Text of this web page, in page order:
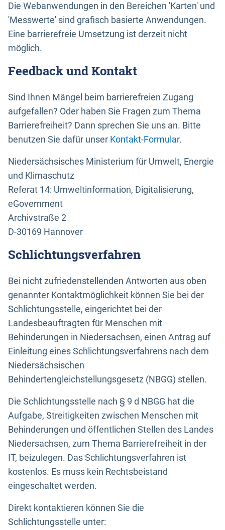
Die Webanwendungen in den Bereichen 'Karten' und
'Messwerte' sind grafisch basierte Anwendungen.
Eine barrierefreie Umsetzung ist derzeit nicht
möglich.
Feedback und Kontakt
Sind Ihnen Mängel beim barrierefreien Zugang
aufgefallen? Oder haben Sie Fragen zum Thema
Barrierefreiheit? Dann sprechen Sie uns an. Bitte
benutzen Sie dafür unser Kontakt-Formular.
Niedersächsisches Ministerium für Umwelt, Energie
und Klimaschutz
Referat 14: Umweltinformation, Digitalisierung,
eGovernment
Archivstraße 2
D-30169 Hannover
Schlichtungsverfahren
Bei nicht zufriedenstellenden Antworten aus oben
genannter Kontaktmöglichkeit können Sie bei der
Schlichtungsstelle, eingerichtet bei der
Landesbeauftragten für Menschen mit
Behinderungen in Niedersachsen, einen Antrag auf
Einleitung eines Schlichtungsverfahrens nach dem
Niedersächsischen
Behindertengleichstellungsgesetz (NBGG) stellen.
Die Schlichtungsstelle nach § 9 d NBGG hat die
Aufgabe, Streitigkeiten zwischen Menschen mit
Behinderungen und öffentlichen Stellen des Landes
Niedersachsen, zum Thema Barrierefreiheit in der
IT, beizulegen. Das Schlichtungsverfahren ist
kostenlos. Es muss kein Rechtsbeistand
eingeschaltet werden.
Direkt kontaktieren können Sie die
Schlichtungsstelle unter: